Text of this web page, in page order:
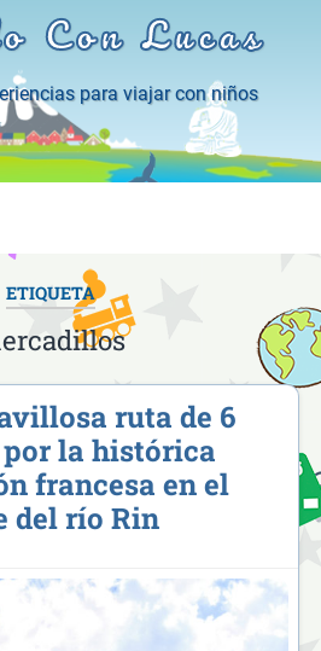
Con Lucas
para viajar con niños
ETIQUETA
ruta de 6
la histórica
francesa en el
del río Rin